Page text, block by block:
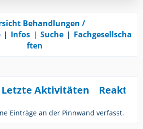
Behandlungen /
❘ Infos ❘ Suche ❘ Fachgesellscha
ften
Letzte Aktivitäten
Einträge an der Pinnwand verfasst.